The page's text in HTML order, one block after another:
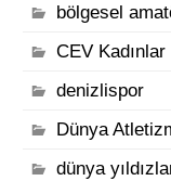
bölgesel
CEV
denizlispor
Dünya
dünya